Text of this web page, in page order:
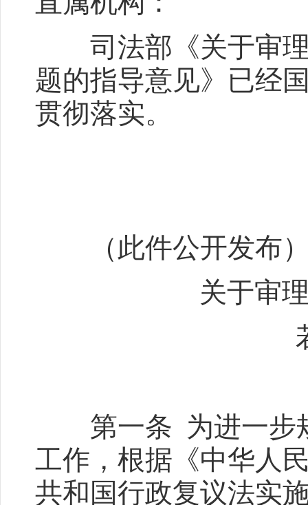
司法部《关于审理
题的指导意见》已经
贯彻落实。
（此件公开发布
关于审理
若
第一条 为进一步规
工作，根据《中华人
共和国行政复议法实